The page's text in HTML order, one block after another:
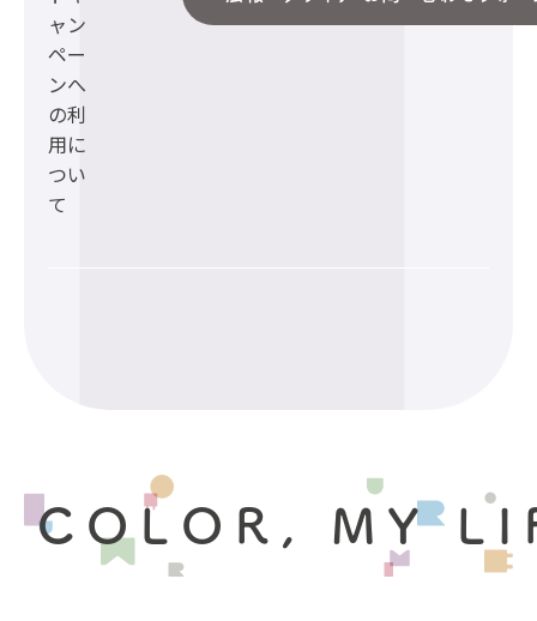
ャン
ペー
ンへ
の利
用に
つい
て
COLOR, MY